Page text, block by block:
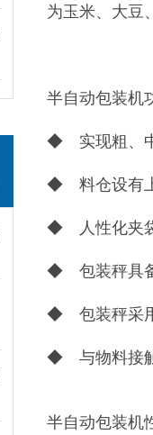
为玉米、大豆
半自动包装机
◆ 实现粗、中
◆ 料仓设有上
◆ 人性化夹袋
◆ 包装秤具备
◆ 包装秤采用
◆ 与物料接触
半自动包装机